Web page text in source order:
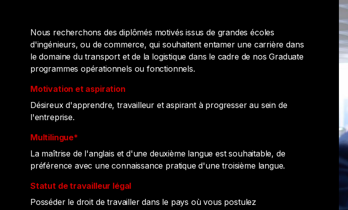
Nous recherchons des diplômés motivés issus de grandes écoles
d'ingénieurs, ou de commerce, qui souhaitent entamer une carrière dans
le domaine du transport et de la logistique dans le cadre de nos Graduate
programmes opérationnels ou fonctionnels.
Motivation et aspiration
Désireux d'apprendre, travailleur et aspirant à progresser au sein de
l'entreprise.
Multilingue*
La maîtrise de l'anglais et d'une deuxième langue est souhaitable, de
préférence avec une connaissance pratique d'une troisième langue.
Statut de travailleur légal
Posséder le droit de travailler dans le pays où vous postulez